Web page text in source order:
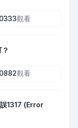
觀看
觀看
1317 (Error